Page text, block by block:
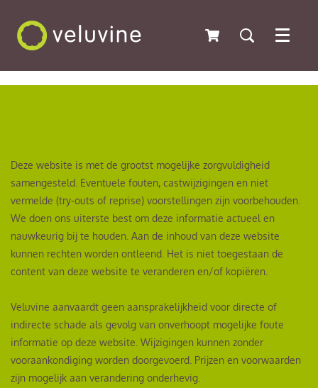
Menu
Deze website is met de grootst mogelijke zorgvuldigheid
samengesteld. Eventuele fouten, castwijzigingen en niet
vermelde (try-outs of reprise) voorstellingen zijn voorbehouden.
We doen ons uiterste best om deze informatie actueel en
nauwkeurig bij te houden. Aan de inhoud van deze website
kunnen rechten worden ontleend. Het is niet toegestaan de
content van deze website te veranderen en/of kopiëren.
Veluvine aanvaardt geen aansprakelijkheid voor directe of
indirecte schade als gevolg van onverhoopt mogelijke foute
informatie op deze website. Wijzigingen kunnen zonder
vooraankondiging worden doorgevoerd. Prijzen en voorwaarden
zijn mogelijk aan verandering onderhevig.